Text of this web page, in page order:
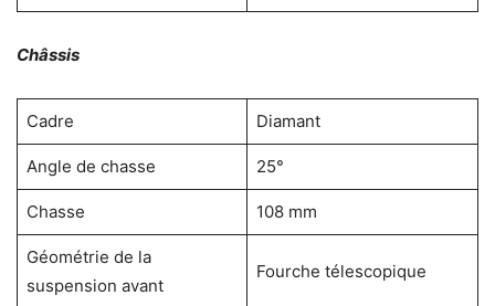
Châssis
Cadre Diamant
Angle de chasse 25°
Chasse 108 mm
Géométrie de la
suspension avant
Fourche télescopique